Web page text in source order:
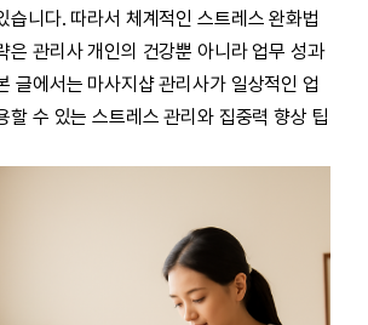
습니다. 따라서 체계적인 스트레스 완화법
은 관리사 개인의 건강뿐 아니라 업무 성과
글에서는 마사지샵 관리사가 일상적인 업
할 수 있는 스트레스 관리와 집중력 향상 팁